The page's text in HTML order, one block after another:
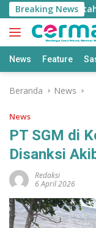
Langsung
ke
konten
Breaking News
Jatah
News Feature
Beranda News
News
PT SGM di
Disanksi
Redaksi
6 April 2026